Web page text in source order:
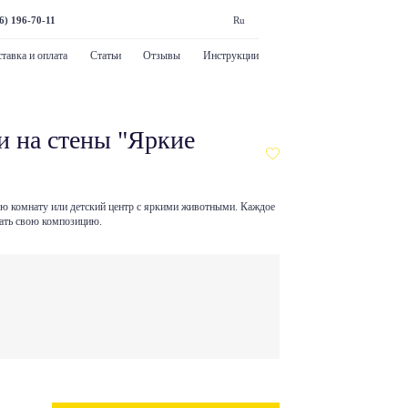
196-70-11 Ru
и оплата Статьи Отзывы Инструкции
на стены "Яркие
комнату или детский центр с яркими животными. Каждое
свою композицию.